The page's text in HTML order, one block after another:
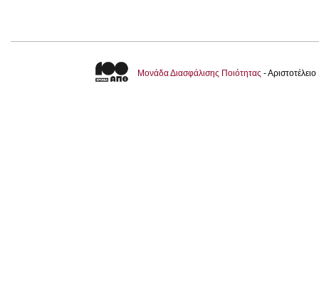
Μονάδα Διασφάλισης Ποιότητας -